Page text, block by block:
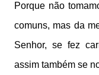
Porque não
comuns, mas da
Senhor, se fez
assim também se